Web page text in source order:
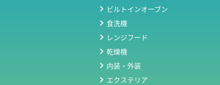
ビルトインオーブン
食洗機
レンジフード
乾燥機
内装・外装
エクステリア